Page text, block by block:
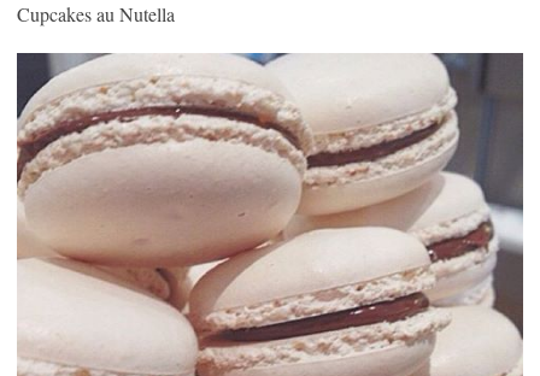
Cupcakes au Nutella